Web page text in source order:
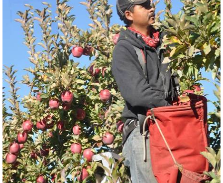
Thang
nhôm
trượt
Thương
Tin
tức
Liên
hệ